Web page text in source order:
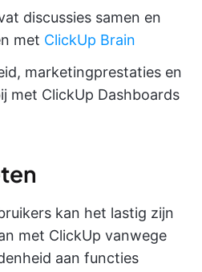
discussies samen en
met ClickUp Brain
marketingprestaties en
met ClickUp Dashboards
kan het lastig zijn
met ClickUp vanwege
aan functies